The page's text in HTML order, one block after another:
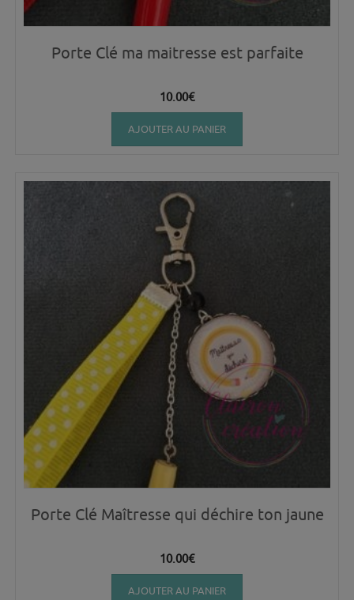
Porte Clé ma maitresse est parfaite
10.00€
AJOUTER AU PANIER
Porte Clé Maîtresse qui déchire ton jaune
10.00€
AJOUTER AU PANIER